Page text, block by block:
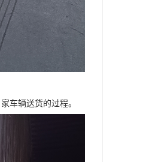
车辆送货的过程。